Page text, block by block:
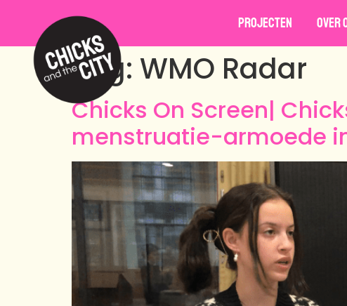
Projecten Over
Tag: WMO Radar
Chicks On Screen|
menstruatie-armoede